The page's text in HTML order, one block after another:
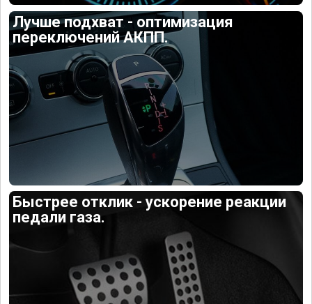
Лучше подхват - оптимизация
переключений АКПП.
Быстрее отклик - ускорение реакции
педали газа.